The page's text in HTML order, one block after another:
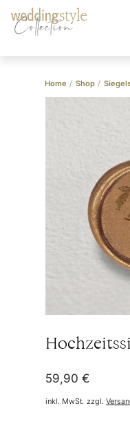
Collection
Home / Shop /
59,90 €
inkl. MwSt. zzgl.